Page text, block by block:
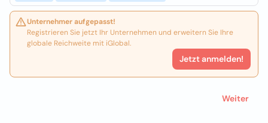
Unternehmer aufgepasst!
Registrieren Sie jetzt Ihr Unternehmen und erweitern Sie Ihre
globale Reichweite mit iGlobal.
Jetzt anmelden!
Weiter